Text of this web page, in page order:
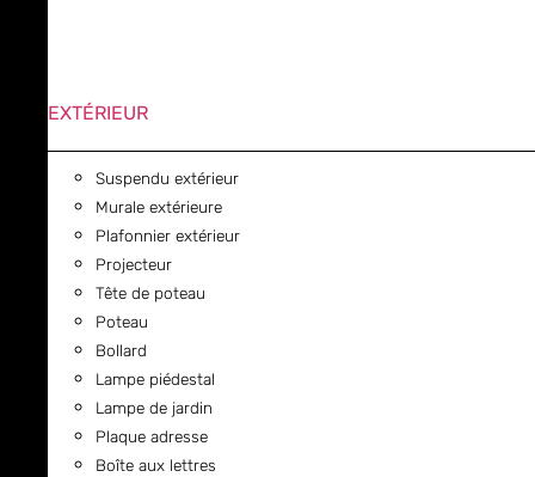
EXTÉRIEUR
Suspendu extérieur
Murale extérieure
Plafonnier extérieur
Projecteur
Tête de poteau
Poteau
Bollard
Lampe piédestal
Lampe de jardin
Plaque adresse
Boîte aux lettres